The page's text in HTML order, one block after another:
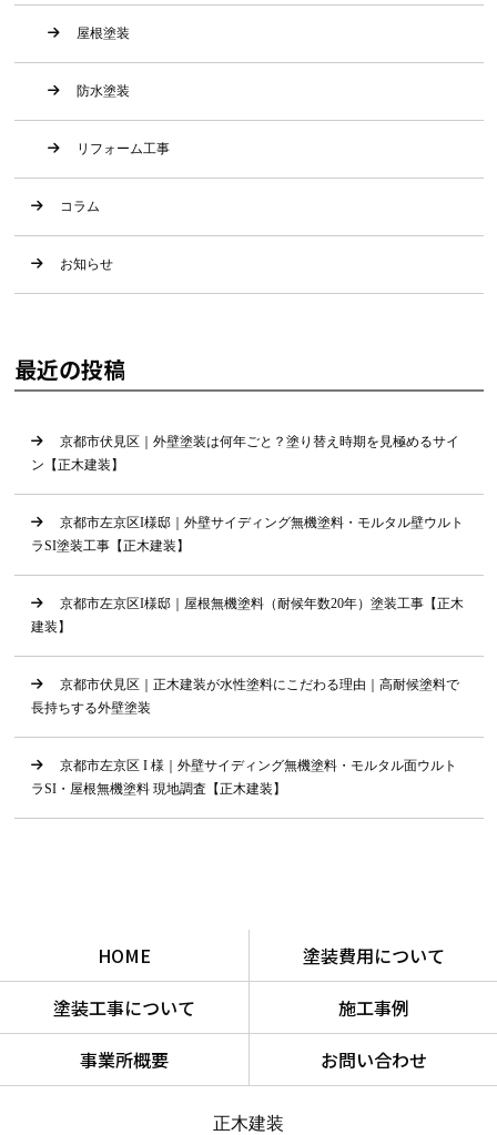
屋根塗装
防水塗装
リフォーム工事
コラム
お知らせ
最近の投稿
京都市伏見区｜外壁塗装は何年ごと？塗り替え時期を見極めるサイ
ン【正木建装】
京都市左京区I様邸｜外壁サイディング無機塗料・モルタル壁ウルト
ラSI塗装工事【正木建装】
京都市左京区I様邸｜屋根無機塗料（耐候年数20年）塗装工事【正木
建装】
京都市伏見区｜正木建装が水性塗料にこだわる理由｜高耐候塗料で
長持ちする外壁塗装
京都市左京区 I 様｜外壁サイディング無機塗料・モルタル面ウルト
ラSI・屋根無機塗料 現地調査【正木建装】
HOME
塗装費用について
塗装工事について
施工事例
事業所概要
お問い合わせ
正木建装